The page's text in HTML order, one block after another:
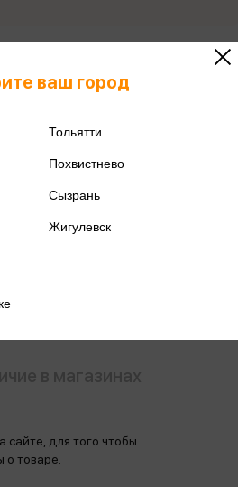
сайте, для того чтобы
о товаре.
ваш город
Тольятти
Похвистнево
Сызрань
Жигулевск